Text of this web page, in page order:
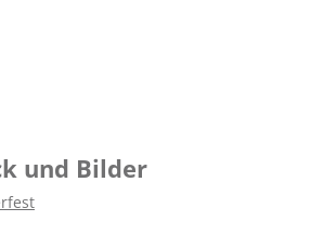
und Bilder